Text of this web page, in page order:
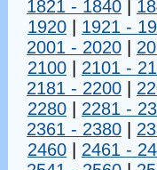
1821 - 1840
1920
1921 -
2001 - 2020
2100
2101 -
2181 - 2200
2280
2281 -
2361 - 2380
2460
2461 -